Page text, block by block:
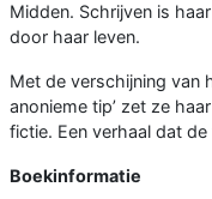
Midden. Schrijven is
door haar leven.
Met de verschijning van
anonieme tip’ zet ze
fictie. Een verhaal dat
Boekinformatie